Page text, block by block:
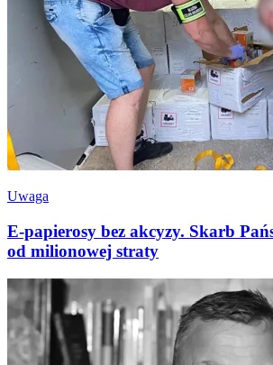
Uwaga
E-papierosy bez akcyzy. Skarb
od milionowej straty